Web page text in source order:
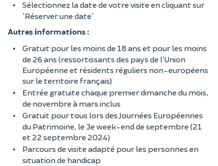
Sélectionnez la date de votre visite en cliquant sur
'Réserver une date'
Autres informations :
Gratuit pour les moins de 18 ans et pour les moins
de 26 ans (ressortissants des pays de l’Union
Européenne et résidents réguliers non-européens
sur le territoire français)
Entrée gratuite chaque premier dimanche du mois,
de novembre à mars inclus
Gratuit pour tous lors des Journées Européennes
du Patrimoine, le 3e week-end de septembre (21
et 22 septembre 2024)
Parcours de visite adapté pour les personnes en
situation de handicap